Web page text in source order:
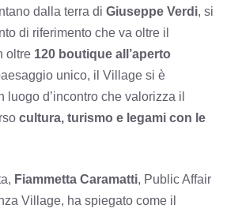
dalla terra di Giuseppe Verdi, si
di riferimento che va oltre il
oltre 120 boutique all’aperto
unico, il Village si è
luogo d’incontro che valorizza il
cultura, turismo e legami con le
Fiammetta Caramatti, Public Affair
Village, ha spiegato come il